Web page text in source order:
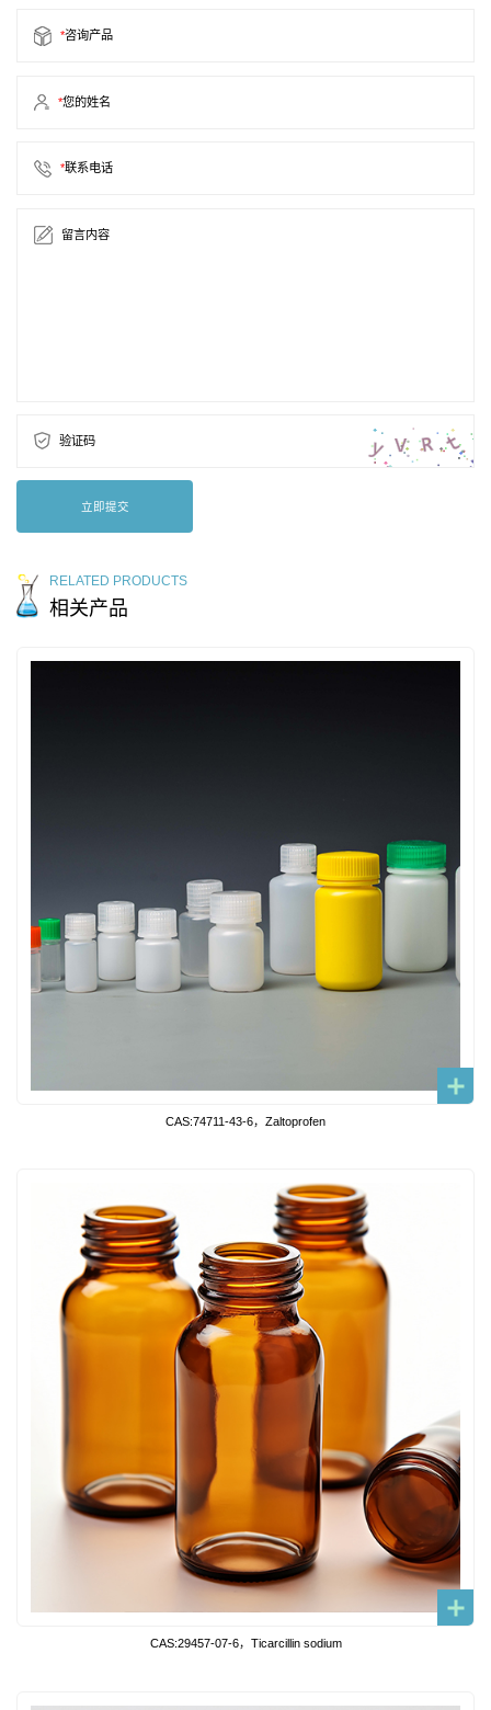
*咨询产品
*您的姓名
*联系电话
留言内容
验证码
立即提交
RELATED PRODUCTS
相关产品
CAS:74711-43-6，Zaltoprofen
CAS:29457-07-6，Ticarcillin sodium